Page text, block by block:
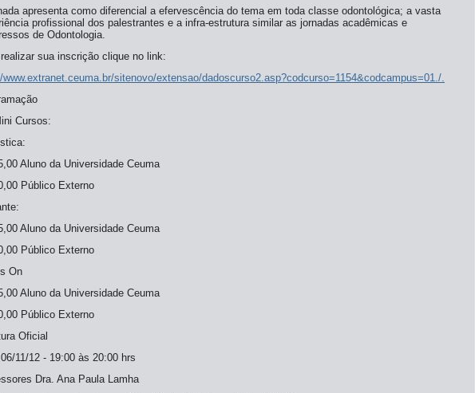
apresenta como diferencial a efervescência do tema em toda classe odontológica; a vasta
profissional dos palestrantes e a infra-estrutura similar as jornadas acadêmicas e
de Odontologia.
realizar sua inscrição clique no link:
www.extranet.ceuma.br/sitenovo/extensao/dadoscurso2.asp?codcurso=1154&codcampus=01./.
Cursos:
Aluno da Universidade Ceuma
Público Externo
Aluno da Universidade Ceuma
Público Externo
On
Aluno da Universidade Ceuma
Público Externo
Oficial
11/12 - 19:00 às 20:00 hrs
Dra. Ana Paula Lamha